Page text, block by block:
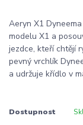
Aeryn X1
modelu X1 a
jezdce, kteří chtějí
pevný vrchlík
a udržuje křídlo v
Dostupnost